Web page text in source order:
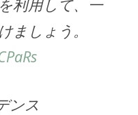
利用して、一
ましょう。
ンス